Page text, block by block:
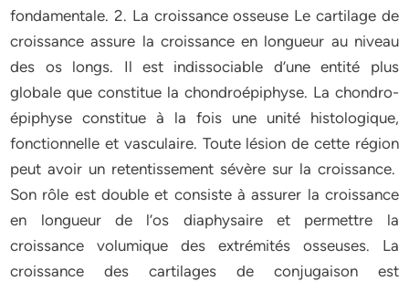
fondamentale. 2. La croissance osseuse Le cartilage de
croissance assure la croissance en longueur au niveau
des os longs. Il est indissociable d’une entité plus
globale que constitue la chondroépiphyse. La chondro-
épiphyse constitue à la fois une unité histologique,
fonctionnelle et vasculaire. Toute lésion de cette région
peut avoir un retentissement sévère sur la croissance.
Son rôle est double et consiste à assurer la croissance
en longueur de l’os diaphysaire et permettre la
croissance volumique des extrémités osseuses. La
croissance des cartilages de conjugaison est